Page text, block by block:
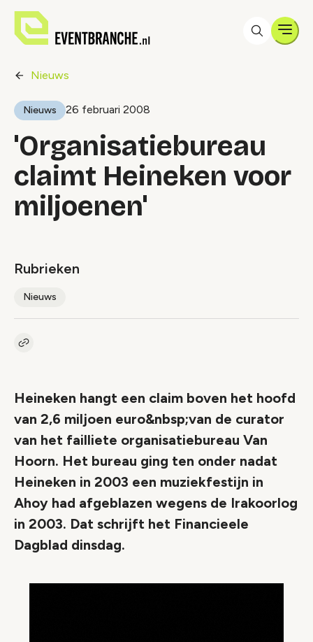
Nieuws
Nieuws 26 februari 2008
'Organisatiebureau
claimt Heineken voor
miljoenen'
Rubrieken
Nieuws
Kopieer link naar artikel
Heineken hangt een claim boven het hoofd
van 2,6 miljoen euro&nbsp;van de curator
van het failliete organisatiebureau Van
Hoorn. Het bureau ging ten onder nadat
Heineken in 2003 een muziekfestijn in
Ahoy had afgeblazen wegens de Irakoorlog
in 2003. Dat schrijft het Financieele
Dagblad dinsdag.